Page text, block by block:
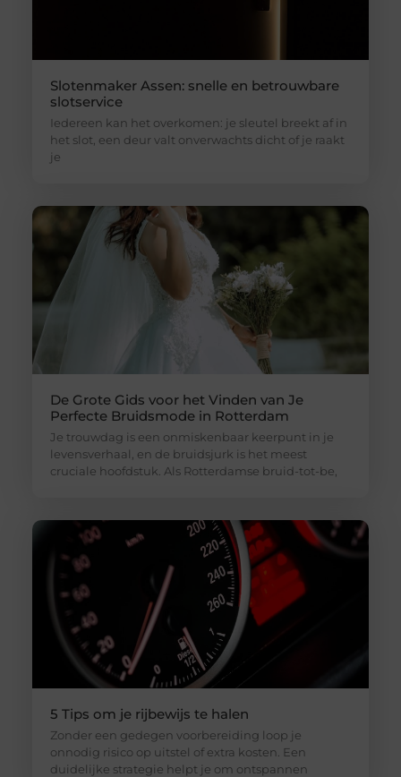
Slotenmaker Assen: snelle en betrouwbare
slotservice
Iedereen kan het overkomen: je sleutel breekt af in
het slot, een deur valt onverwachts dicht of je raakt
je
De Grote Gids voor het Vinden van Je
Perfecte Bruidsmode in Rotterdam
Je trouwdag is een onmiskenbaar keerpunt in je
levensverhaal, en de bruidsjurk is het meest
cruciale hoofdstuk. Als Rotterdamse bruid-tot-be,
5 Tips om je rijbewijs te halen
Zonder een gedegen voorbereiding loop je
onnodig risico op uitstel of extra kosten. Een
duidelijke strategie helpt je om ontspannen